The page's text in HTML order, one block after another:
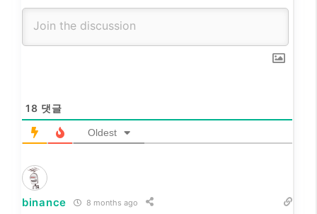
18 댓글
Oldest
binance 8 months ago